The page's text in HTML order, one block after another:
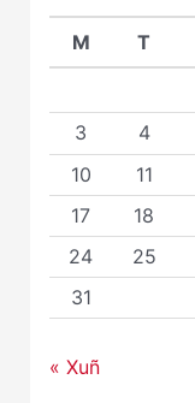
M T
3
4
10
11
17
18
24
25
31
« Xuñ